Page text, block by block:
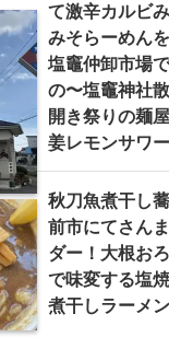
て激辛カルビ
みそらーめん
塩竈仲卸市場
の〜塩竈神社
開き祭りの麺
姜レモンサワ
秋刀魚煮干し
前市にてさん
ダー！大根お
で味変する塩
煮干しラーメ